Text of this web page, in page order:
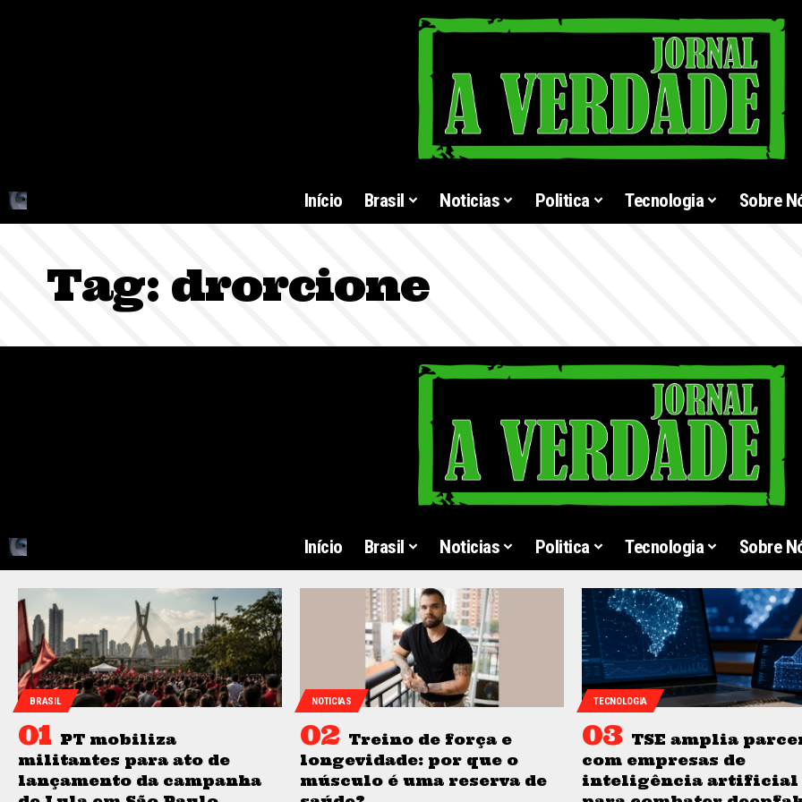
Início Brasil Noticias Politica Tecnologia Sobre
Tag: drorcione
Início Brasil Noticias Politica Tecnologia Sobre
BRASIL
PT mobiliza
militantes para ato de
lançamento da campanha
NOTICIAS
Treino de força e
longevidade: por que o
músculo é uma reserva de
TECNOLOGIA
TSE amplia
com empresas de
inteligência artificial